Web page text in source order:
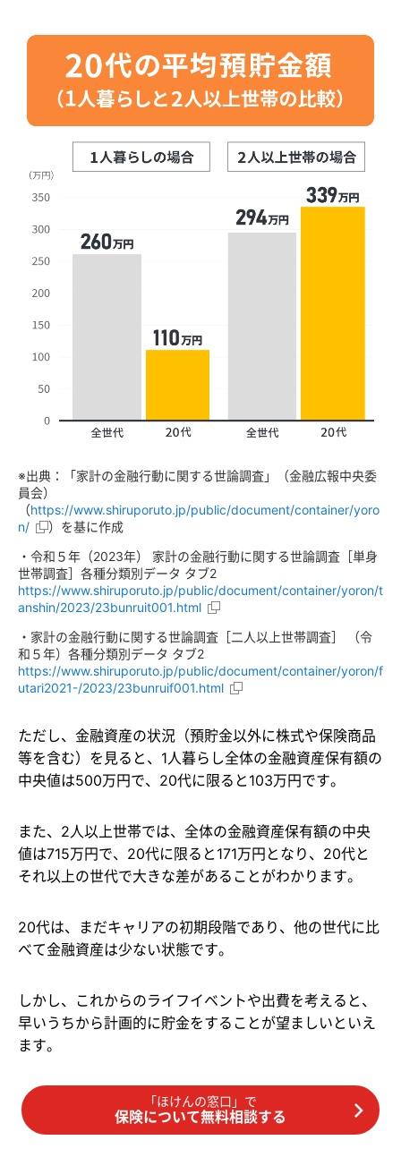
※出典：「家計の金融行動に関する世論調査」（金融広報中央委
員会）
（https://www.shiruporuto.jp/public/document/container/yoro
n/
）を基に作成
・令和５年（2023年） 家計の金融行動に関する世論調査［単身
世帯調査］各種分類別データ タブ2
https://www.shiruporuto.jp/public/document/container/yoron/t
anshin/2023/23bunruit001.html
・家計の金融行動に関する世論調査［二人以上世帯調査］ （令
和５年）各種分類別データ タブ2
https://www.shiruporuto.jp/public/document/container/yoron/f
utari2021-/2023/23bunruif001.html
ただし、金融資産の状況（預貯金以外に株式や保険商品
等を含む）を見ると、1人暮らし全体の金融資産保有額の
中央値は500万円で、20代に限ると103万円です。
また、2人以上世帯では、全体の金融資産保有額の中央
値は715万円で、20代に限ると171万円となり、20代と
それ以上の世代で大きな差があることがわかります。
20代は、まだキャリアの初期段階であり、他の世代に比
べて金融資産は少ない状態です。
しかし、これからのライフイベントや出費を考えると、
早いうちから計画的に貯金をすることが望ましいといえ
ます。
「ほけんの窓口」で
保険について無料相談する